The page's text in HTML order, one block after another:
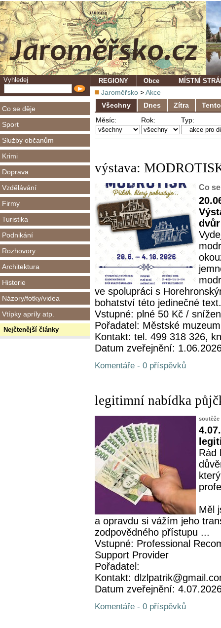
Vyhledej
Co se děje
Sport
Služby občanům
Krimi
Doprava
Vzdělávání
Firmy
Turistika
Podnikání
Rozhovory
Architektura
Historie
Názory/fotky/videa
Vtípky apríly atp.
Nejčtenější články
REGIONY Obce MÍSTNÍ
Jaroměřsko >Akce
Všechny
Dnes Zítra
Měsíc:
Rok: Typ:
výstava:
Co
dvůr
ve spolupráci s
bohatství této jedinečné
Vstupné: plné 50 Kč /
Pořadatel: Městské
Kontakt: tel. 499 318 326,
Datum zveřejnění:
Komentáře - 0 příspěvků
legitimní nabídka
soutěže
Rád
Měl
a opravdu si vážím jeho
zodpovědného přístupu ...
Vstupné: Professional
Support Provider
Pořadatel:
Kontakt:
Datum zveřejnění:
Komentáře - 0 příspěvků